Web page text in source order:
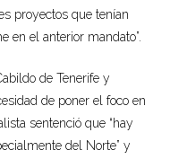
proyectos que tenían
en el anterior mandato”.
de Tenerife y
de poner el foco en
sentenció que “hay
del Norte” y